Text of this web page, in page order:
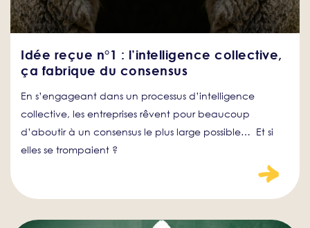
Idée reçue n°1 : l’intelligence collective,
ça fabrique du consensus
En s’engageant dans un processus d’intelligence
collective, les entreprises rêvent pour beaucoup
d’aboutir à un consensus le plus large possible… Et si
elles se trompaient ?